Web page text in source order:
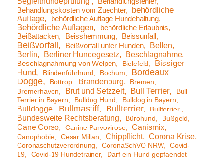
Behandlungsfehler
Behandlungskosten vom Zuechter
behördliche
Auflage
behördliche Auflage Hundehaltung
Behördliche Auflagen
behördliche Erlaubnis
Beißattacken
Beisshemmung Beissunfall
Beißvorfall Beißvorfall unter Hunden
Bellen
Berlin
Berliner Hundegesetz Beschlagnahme
Beschlagnahmung von Welpen Bielefeld
Bissiger
Hund
Blindenführhund Bochum
Bordeaux
Dogge
Bottrop Brandenburg
Bremen
Bremerhaven
Brut und Setzzeit Bull Terrier
Bull
Terrier in Bayern
Bulldog Hund Bulldog in Bayern
Bulldogge Bullmastiff Bullterrier Bullterrier
Bundesweite Rechtsberatung Bürohund Bußgeld
Cane Corso Canine Parvovirose Canismix
Canophobie Cesar Millan Chippflicht Corona Krise
Coronaschutzverordnung CoronaSchVO NRW
Covid-
19
Covid-19 Hundetrainer Darf ein Hund gepfaendet